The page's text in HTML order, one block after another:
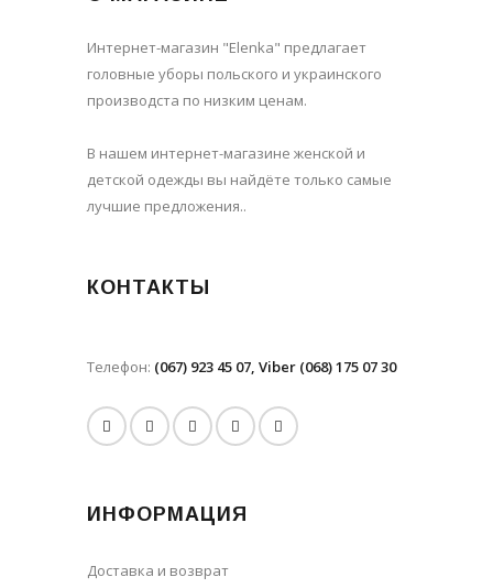
Интернет-магазин "Elenka" предлагает
головные уборы польского и украинского
производста по низким ценам.
В нашем интернет-магазине женской и
детской одежды вы найдёте только самые
лучшие предложения..
КОНТАКТЫ
Телефон: (067) 923 45 07, Viber (068) 175 07 30
ИНФОРМАЦИЯ
Доставка и возврат